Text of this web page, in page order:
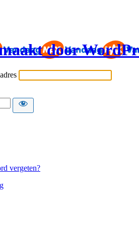
door
vergeten?